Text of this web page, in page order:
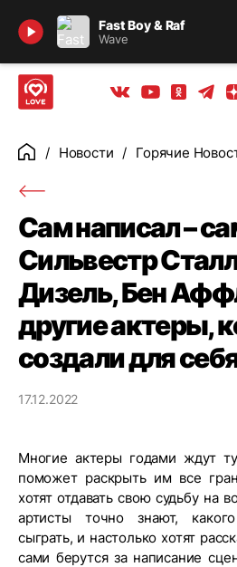
Fast Boy & Raf
Wave
Найти
Вконтакте
Youtube
ГлавнаяНовости Горячие
Сам написал –
Сильвестр
Дизель, Бен
другие актеры,
создали для
17.12.2022
Многие актеры годами ждут
поможет раскрыть им все
хотят отдавать свою судьбу на
артисты точно знают,
сыграть, и настолько хотят
сами берутся за написание